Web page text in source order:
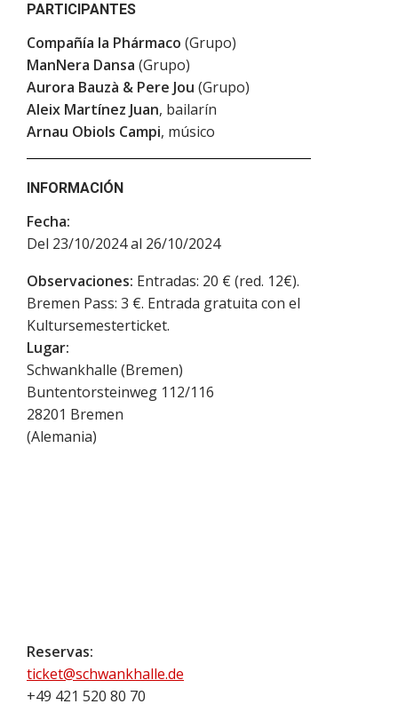
PARTICIPANTES
Compañía la Phármaco (Grupo)
ManNera Dansa (Grupo)
Aurora Bauzà & Pere Jou (Grupo)
Aleix Martínez Juan, bailarín
Arnau Obiols Campi, músico
INFORMACIÓN
Fecha:
Del 23/10/2024 al 26/10/2024
Observaciones: Entradas: 20 € (red. 12€).
Bremen Pass: 3 €. Entrada gratuita con el
Kultursemesterticket.
Lugar:
Schwankhalle (Bremen)
Buntentorsteinweg 112/116
28201 Bremen
(Alemania)
Reservas:
ticket@schwankhalle.de
+49 421 520 80 70